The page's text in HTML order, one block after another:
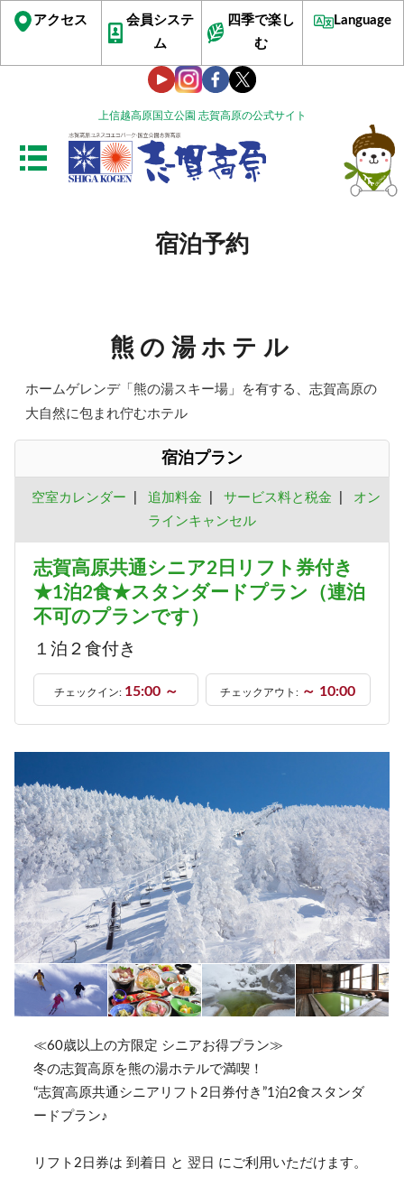
上信越高原国立公園 志賀高原の公式サイト
アクセス
会員システ
ム
四季で楽し
む
Language
宿泊予約
熊の湯ホテル
ホームゲレンデ「熊の湯スキー場」を有する、志賀高原の
大自然に包まれ佇むホテル
宿泊プラン
空室カレンダー 追加料金 サービス料と税金
オン
ラインキャンセル
志賀高原共通シニア2日リフト券付き
★1泊2食★スタンダードプラン（連泊
不可のプランです）
１泊２食付き
チェックイン: 15:00 ～ チェックアウト: ～ 10:00
≪60歳以上の方限定 シニアお得プラン≫
冬の志賀高原を熊の湯ホテルで満喫！
“志賀高原共通シニアリフト2日券付き”1泊2食スタンダ
ードプラン♪
リフト2日券は 到着日 と 翌日 にご利用いただけます。